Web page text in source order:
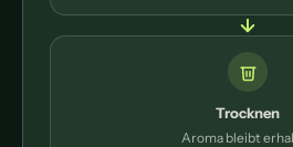
Trocknen
Aroma bleibt